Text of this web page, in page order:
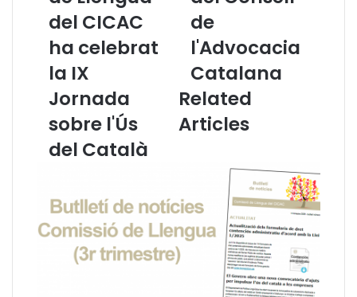
o
s
s
i
ó
d
e
e
n
g
del CICAC
ha celebrat
la IX
Jornada
sobre l'Ús
del Català
u
c
a
t
d
e
n
s
e
de
l'Advocacia
Catalana
Related
Articles